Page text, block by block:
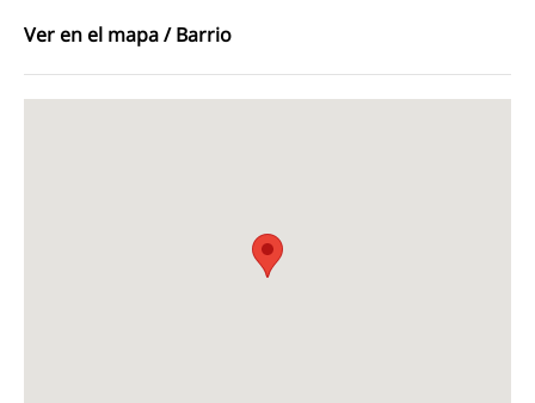
Ver en el mapa / Barrio